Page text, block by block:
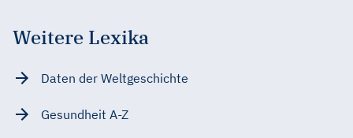
Weitere Lexika
Daten der Weltgeschichte
Gesundheit A-Z